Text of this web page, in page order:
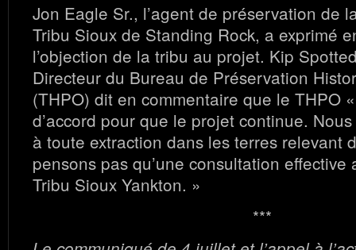
Jon Eagle Sr., l’agent de préservation de
Tribu Sioux de Standing Rock, a exprimé
l’objection de la tribu au projet. Kip
Directeur du Bureau de Préservation
(THPO) dit en commentaire que le THPO
d’accord pour que le projet continue.
à toute extraction dans les terres relevant
pensons pas qu’une consultation
Tribu Sioux Yankton. »
***